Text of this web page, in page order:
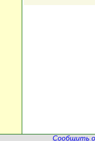
Сообщить о